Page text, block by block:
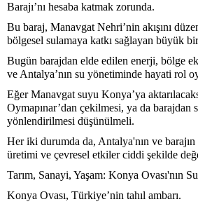
Barajı’nı hesaba katmak zorunda.
Bu baraj, Manavgat Nehri’nin akışını
bölgesel sulamaya katkı sağlayan büyük
Bugün barajdan elde edilen enerji, bölge
ve Antalya’nın su yönetiminde hayati rol
Eğer Manavgat suyu Konya’ya
Oymapınar’dan çekilmesi, ya da barajdan
yönlendirilmesi düşünülmeli.
Her iki durumda da, Antalya'nın ve
üretimi ve çevresel etkiler ciddi şekilde
Tarım, Sanayi, Yaşam: Konya Ovası'nın
Konya Ovası, Türkiye’nin tahıl ambarı.